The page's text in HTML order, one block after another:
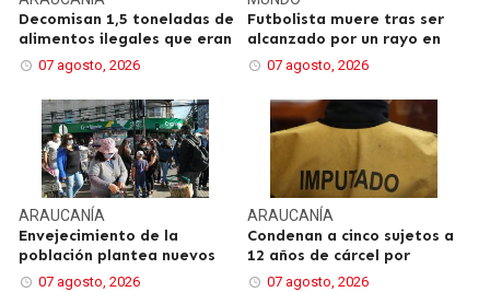
Decomisan 1,5 toneladas de
alimentos ilegales que eran
07 agosto, 2026
Futbolista muere tras ser
alcanzado por un rayo en
07 agosto, 2026
ARAUCANÍA
Envejecimiento de la
población plantea nuevos
07 agosto, 2026
ARAUCANÍA
Condenan a cinco sujetos a
12 años de cárcel por
07 agosto, 2026